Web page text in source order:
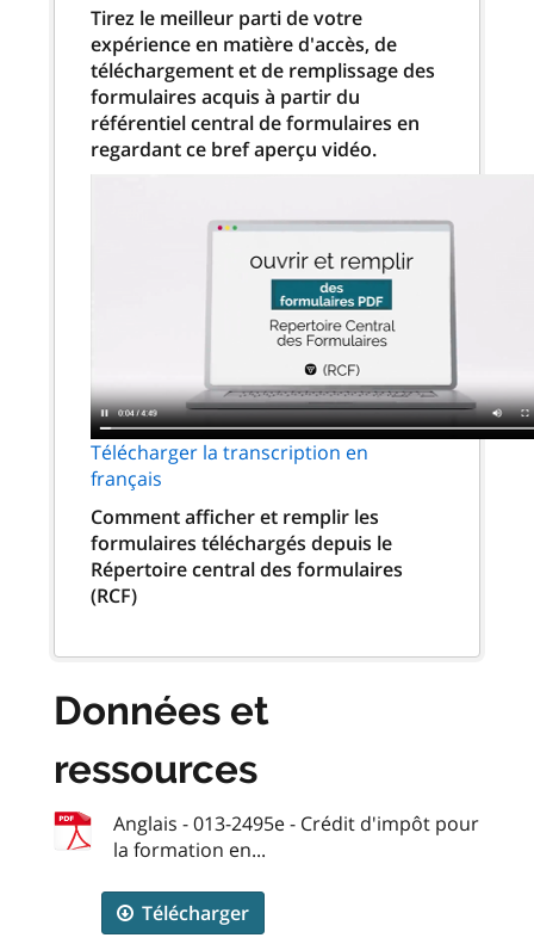
Tirez le meilleur parti de votre
expérience en matière d'accès, de
téléchargement et de remplissage des
formulaires acquis à partir du
référentiel central de formulaires en
regardant ce bref aperçu vidéo.
Télécharger la transcription en
français
Comment afficher et remplir les
formulaires téléchargés depuis le
Répertoire central des formulaires
(RCF)
Données et
ressources
Anglais - 013-2495e - Crédit d'impôt pour
la formation en...
Télécharger